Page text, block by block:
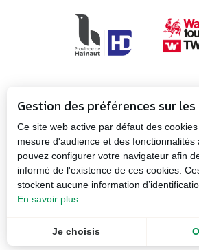
Propulsé par
la Province
de Hainaut
Mentions
légales
Gestion des préférences sur
Ce site web active par défaut des
mesure d'audience et des fonctionnalités
pouvez configurer votre navigateur afin
informé de l'existence de ces cookies.
stockent aucune information
En savoir plus
Je choisis